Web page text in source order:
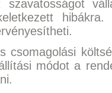
szavatosságot
hibákra.
csomagolási
módot a